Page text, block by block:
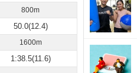
800m
50.0(12.4)
1600m
1:38.5(11.6)